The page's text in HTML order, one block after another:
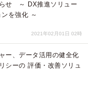
せ ～ DX推進ソリュー
を強化 ～
2021年02月01日 02時
ー、データ活用の健全化
シーの 評価・改善ソリュ